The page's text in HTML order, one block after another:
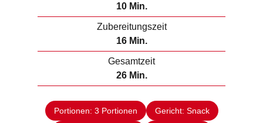
10M
i
t
e
Min.
Zubereitungszeit
16M
i
e
Min.
Gesamtzeit
26M
i
n
u
Min.
Portionen: 3 Portionen Gericht: Snack